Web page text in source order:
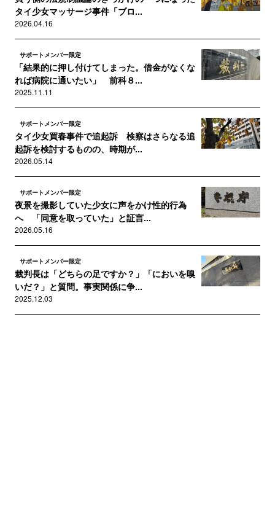
タイ少女マッサージ事件「ブロ...
2026.04.16
サポートメンバー限定
「結果的に押し付けてしまった。借金がなくな
れば病院に通いたい」 前科８...
2025.11.11
サポートメンバー限定
タイ少女買春事件で追起訴 検察はさらなる追
起訴を検討するものの、時期が...
2026.05.14
サポートメンバー限定
夜景を撮影していた少女に声をかけ性的行為
へ 「同意を取っていた」と証言...
2026.05.16
サポートメンバー限定
裁判長は「どちらの足ですか？」「においを嗅
いだ？」と質問。事実関係に争...
2025.12.03